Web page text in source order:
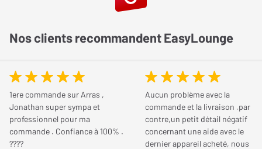
Nos clients recommandent EasyLounge
1ere commande sur Arras ,
Jonathan super sympa et
professionnel pour ma
commande . Confiance à 100% .
????
Aucun problème avec la
commande et la livraison .par
contre,un petit détail négatif
concernant une aide avec le
dernier appareil acheté, nous